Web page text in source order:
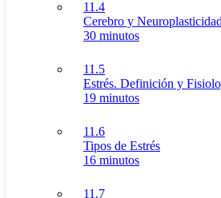
11.4
Cerebro y Neuroplasticidad
30 minutos
11.5
Estrés. Definición y
19 minutos
11.6
Tipos de Estrés
16 minutos
11.7